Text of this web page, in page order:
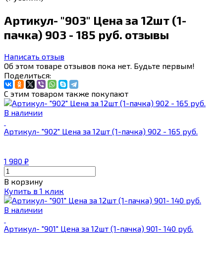
Артикул- "903" Цена за 12шт (1-
пачка) 903 - 185 руб. отзывы
Написать отзыв
Об этом товаре отзывов пока нет. Будьте первым!
Поделиться:
С этим товаром также покупают
В наличии
Артикул- "902" Цена за 12шт (1-пачка) 902 - 165 руб.
1 980 ₽
В корзину
Купить в 1 клик
В наличии
Артикул- "901" Цена за 12шт (1-пачка) 901- 140 руб.